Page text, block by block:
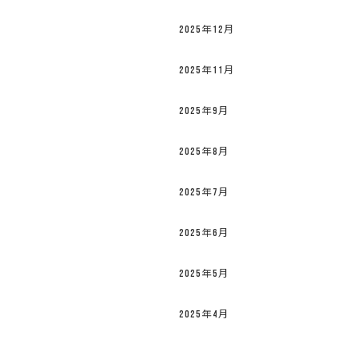
2025年12月
2025年11月
2025年9月
2025年8月
2025年7月
2025年6月
2025年5月
2025年4月